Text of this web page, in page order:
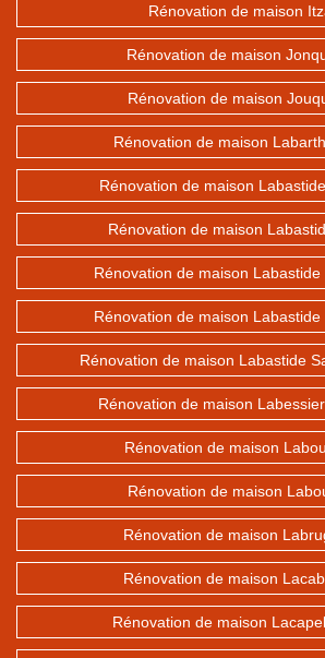
Rénovation de maison
Rénovation de maison
Rénovation de maison
Rénovation de maison
Rénovation de maison
Rénovation de maison
Rénovation de maison Labastide
Rénovation de maison Labastide
Rénovation de maison Labastide
Rénovation de maison
Rénovation de maison
Rénovation de maison
Rénovation de maison
Rénovation de maison
Rénovation de maison